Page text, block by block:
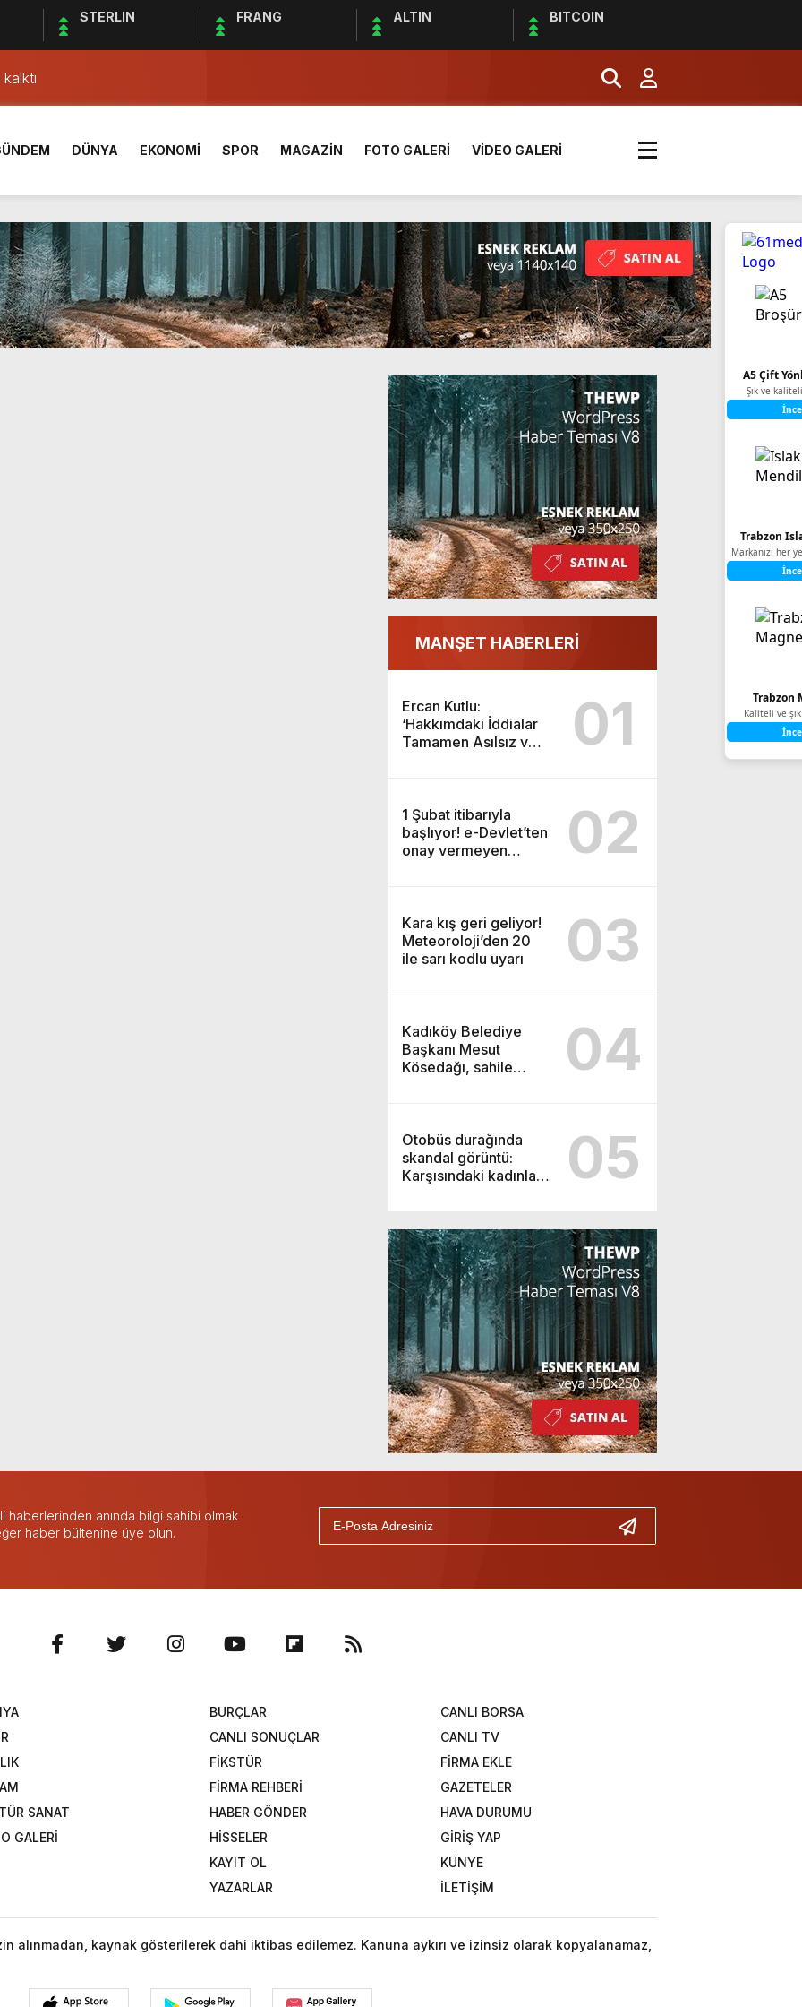
A5 Çift
Şık ve
Trabzon
Markanızı her
Trabzon
Kaliteli ve
STERLIN FRANG ALTIN BITCOIN
ÖZET
Yeme, içme ve konaklama sektörü hareketlendi
”Kleopatra” kavgası
uydusu 2024’te fırlatılacak
bini aştı
sivil hayatını kaybetti
Kurulu Başkanı Ahmet Bolat kaç yaşında ve nereli?
ne zaman, saat kaçta ve hangi kanalda canlı yayınlanacak? | Euro 2024 Elemeleri
ÖZET
Yeme, içme ve konaklama sektörü hareketlendi
DÜNYA EKONOMİ SPOR MAGAZİN FOTO GALERİ VİDEO GALERİ
MANŞET HABERLERİ
Ercan Kutlu:
‘Hakkımdaki İddialar
Tamamen Asılsız ve
01
1 Şubat itibarıyla
başlıyor! e-Devlet’ten
onay vermeyen
02
Kara kış geri geliyor!
Meteoroloji’den 20
ile sarı kodlu uyarı
03
Kadıköy Belediye
Başkanı Mesut
Kösedağı, sahile
04
Otobüs durağında
skandal görüntü:
Karşısındaki kadınlara
05
haberlerinden anında bilgi sahibi olmak
haber bültenine üye olun.
SANAT
GALERİ
BURÇLAR
CANLI BORSA
CANLI SONUÇLAR
CANLI TV
FİKSTÜR
FİRMA EKLE
FİRMA REHBERİ
GAZETELER
HABER GÖNDER
HAVA DURUMU
HİSSELER
GİRİŞ YAP
KAYIT OL
KÜNYE
YAZARLAR
İLETİŞİM
alınmadan, kaynak gösterilerek dahi iktibas edilemez. Kanuna aykırı ve izinsiz olarak kopyalanamaz,